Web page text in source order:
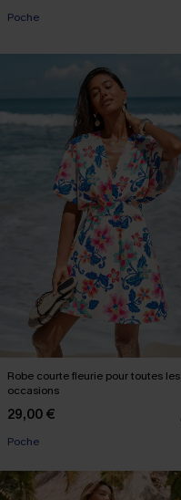
Poche
Robe courte fleurie pour toutes les
occasions
29,00 €
Poche